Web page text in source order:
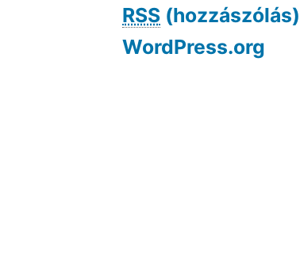
RSS (hozzászólás)
WordPress.org